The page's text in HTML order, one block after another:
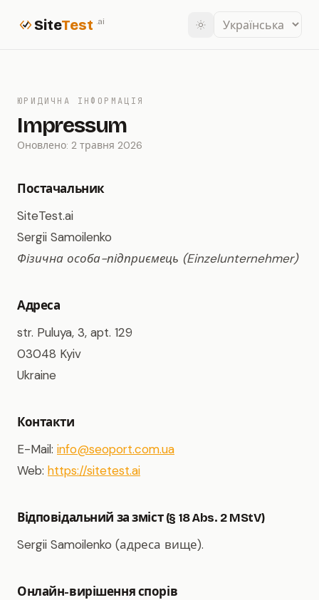
SiteTest .ai
ЮРИДИЧНА ІНФОРМАЦІЯ
Impressum
Оновлено: 2 травня 2026
Постачальник
SiteTest.ai
Sergii Samoilenko
Фізична особа-підприємець (Einzelunternehmer)
Адреса
str. Puluya, 3, apt. 129
03048 Kyiv
Ukraine
Контакти
E-Mail: info@seoport.com.ua
Web: https://sitetest.ai
Відповідальний за зміст (§ 18 Abs. 2 MStV)
Sergii Samoilenko (адреса вище).
Онлайн-вирішення спорів